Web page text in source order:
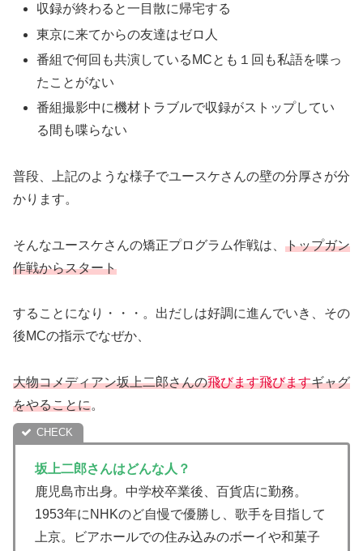
収録が終わると一目散に帰宅する
東京に来てからの友達はゼロ人
番組で何回も共演しているMCとも１回も私語を喋っ
たことがない
番組撮影中に機材トラブルで収録がストップしてい
る間も喋らない
普段、上記のような様子でユースケさんの壁の分厚さが分
かります。
そんなユースケさんの矯正プログラム作戦は、 トップガン
作戦からスタート
することになり・・・。出だしは好調に進んでいき、その
後MCの指示でなぜか、
大物コメディアン坂上二郎さんの飛びます飛びますギャグ
をやることに。
坂上二郎さんはどんな人？
鹿児島市出身。中学校卒業後、百貨店に勤務。
1953年にNHKのど自慢で優勝し、歌手を目指して
上京。ビアホールでの住み込みのボーイや和菓子